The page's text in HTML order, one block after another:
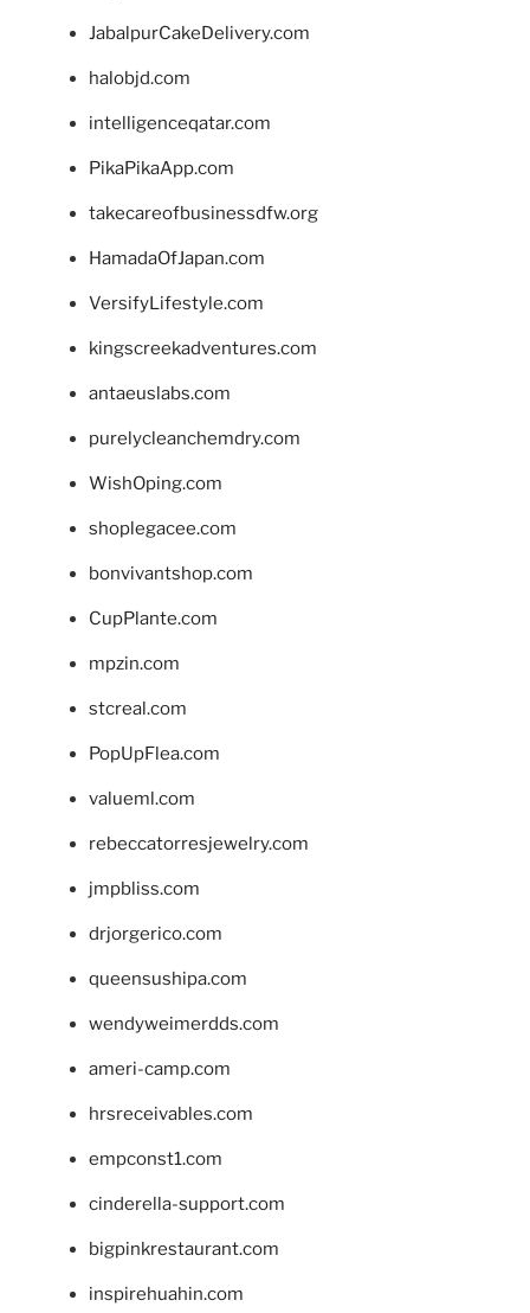
JabalpurCakeDelivery.com
halobjd.com
intelligenceqatar.com
PikaPikaApp.com
takecareofbusinessdfw.org
HamadaOfJapan.com
VersifyLifestyle.com
kingscreekadventures.com
antaeuslabs.com
purelycleanchemdry.com
WishOping.com
shoplegacee.com
bonvivantshop.com
CupPlante.com
mpzin.com
stcreal.com
PopUpFlea.com
valueml.com
rebeccatorresjewelry.com
jmpbliss.com
drjorgerico.com
queensushipa.com
wendyweimerdds.com
ameri-camp.com
hrsreceivables.com
empconst1.com
cinderella-support.com
bigpinkrestaurant.com
inspirehuahin.com